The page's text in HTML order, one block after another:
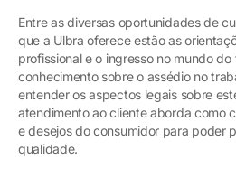
Entre as diversas oportunidades de
que a Ulbra oferece estão as
profissional e o ingresso no mundo
conhecimento sobre o assédio no
entender os aspectos legais sobre
atendimento ao cliente aborda como
e desejos do consumidor para poder
qualidade.